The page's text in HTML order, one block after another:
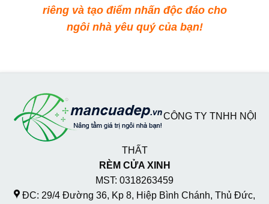
riêng và tạo điểm nhấn độc đáo cho
ngôi nhà yêu quý của bạn!
CÔNG TY TNHH NỘI
THẤT
RÈM CỬA XINH
MST: 0318263459
ĐC: 29/4 Đường 36, Kp 8, Hiệp Bình Chánh, Thủ Đức,